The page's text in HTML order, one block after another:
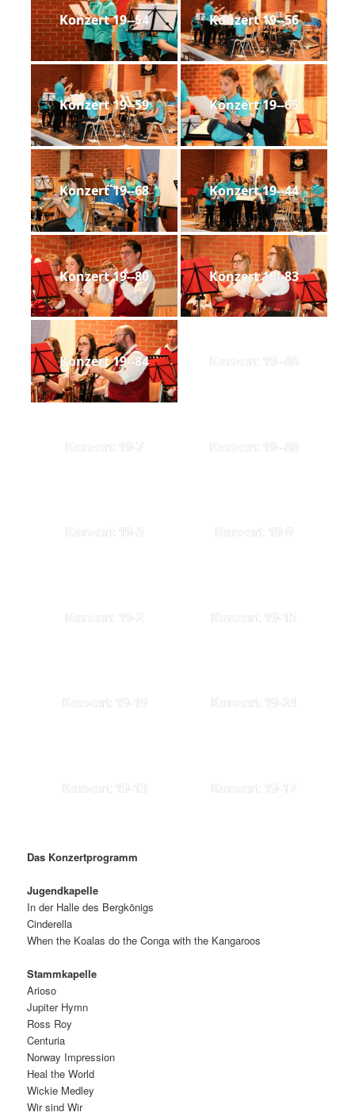
Konzert 19--54 Konzert 19--56
Konzert 19--59 Konzert 19--65
Konzert 19--68 Konzert 19--44
Konzert 19--80 Konzert 19--83
Konzert 19--84 Konzert 19--86
Konzert 19-7 Konzert 19--88
Konzert 19-5 Konzert 19-9
Konzert 19-2 Konzert 19-15
Konzert 19-19 Konzert 19-24
Konzert 19-13 Konzert 19-17
Das Konzertprogramm
Jugendkapelle
In der Halle des Bergkönigs
Cinderella
When the Koalas do the Conga with the Kangaroos
Stammkapelle
Arioso
Jupiter Hymn
Ross Roy
Centuria
Norway Impression
Heal the World
Wickie Medley
Wir sind Wir